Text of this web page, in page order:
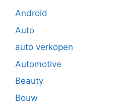
Android
Auto
auto verkopen
Automotive
Beauty
Bouw